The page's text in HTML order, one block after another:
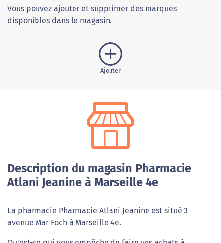
Vous pouvez ajouter et supprimer des marques
disponibles dans le magasin.
Ajouter
Description du magasin Pharmacie
Atlani Jeanine à Marseille 4e
La pharmacie Pharmacie Atlani Jeanine est situé 3
avenue Mar Foch à Marseille 4e.